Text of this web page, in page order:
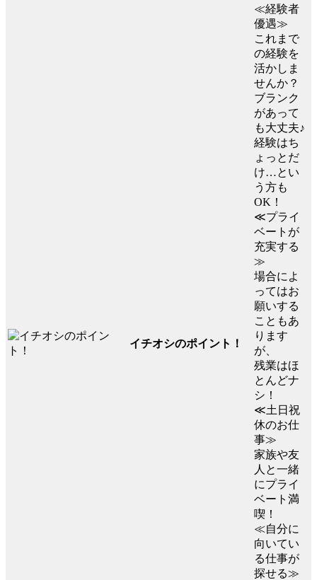
イチオシのポイント！
≪経験者
優遇≫
これまで
の経験を
活かしま
せんか？
ブランク
があって
も大丈夫♪
経験はち
ょっとだ
け…とい
う方も
OK！
≪プライ
ベートが
充実する
≫
場合によ
ってはお
願いする
こともあ
ります
が、
残業はほ
とんどナ
シ！
≪土日祝
休のお仕
事≫
家族や友
人と一緒
にプライ
ベート満
喫！
≪自分に
向いてい
る仕事が
探せる≫